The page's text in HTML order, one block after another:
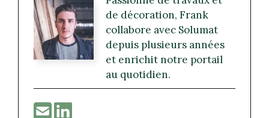
de décoration, Frank
collabore avec Solumat
depuis plusieurs années
et enrichit notre portail
au quotidien.